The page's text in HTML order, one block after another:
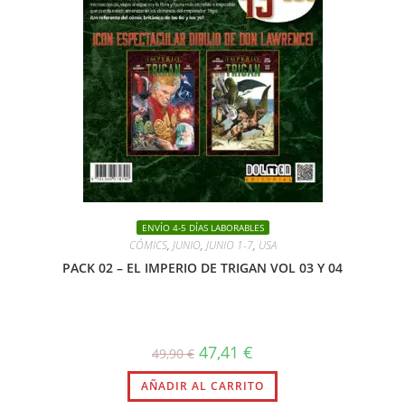
ENVÍO 4-5 DÍAS LABORABLES
CÓMICS, JUNIO, JUNIO 1-7, USA
PACK 02 – EL IMPERIO DE TRIGAN VOL 03 Y 04
49,90€ El
precio
original
era:
49,90 €.
47,41 €
actual
es:
47,41 €.
AÑADIR AL CARRITO